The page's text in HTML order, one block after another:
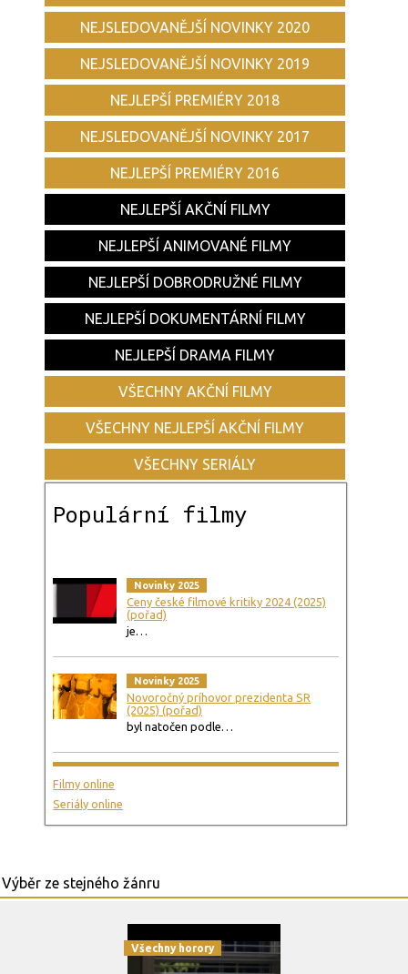
NEJSLEDOVANĚJŠÍ NOVINKY 2020
NEJSLEDOVANĚJŠÍ NOVINKY 2019
NEJLEPŠÍ PREMIÉRY 2018
NEJSLEDOVANĚJŠÍ NOVINKY 2017
NEJLEPŠÍ PREMIÉRY 2016
NEJLEPŠÍ AKČNÍ FILMY
NEJLEPŠÍ ANIMOVANÉ FILMY
NEJLEPŠÍ DOBRODRUŽNÉ FILMY
NEJLEPŠÍ DOKUMENTÁRNÍ FILMY
NEJLEPŠÍ DRAMA FILMY
VŠECHNY AKČNÍ FILMY
VŠECHNY NEJLEPŠÍ AKČNÍ FILMY
VŠECHNY SERIÁLY
Populární filmy
Novinky 2025
Ceny české filmové kritiky 2024 (2025)
(pořad)
je…
Novinky 2025
Novoročný príhovor prezidenta SR
(2025) (pořad)
byl natočen podle…
Filmy online
Seriály online
Všechny horory